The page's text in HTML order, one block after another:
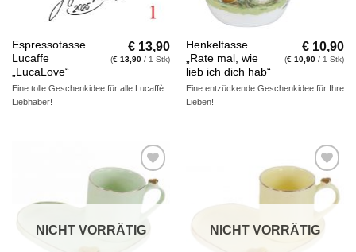
Espressotasse
Lucaffe
„LucaLove“
€ 13,90
(€ 13,90 / 1 Stk)
Eine tolle Geschenkidee für alle Lucaffè
Liebhaber!
Henkeltasse
„Rate mal, wie
lieb ich dich hab“
€ 10,90
(€ 10,90 / 1 Stk)
Eine entzückende Geschenkidee für Ihre
Lieben!
Auf die
Wunschliste
NICHT VORRÄTIG
Auf die
Wunschliste
NICHT VORRÄTIG